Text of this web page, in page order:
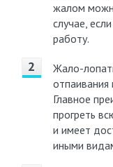
жалом
случае,
работу.
Жало-
Главное
прогреть
и имеет
иными